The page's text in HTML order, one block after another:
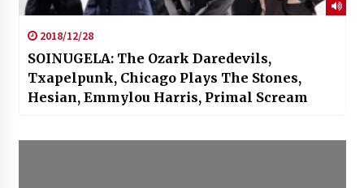
2018/12/28
SOINUGELA: The Ozark Daredevils,
Txapelpunk, Chicago Plays The Stones,
Hesian, Emmylou Harris, Primal Scream